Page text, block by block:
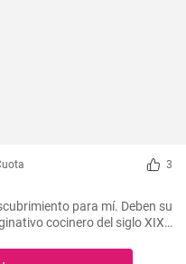
3
para mí. Deben su
cocinero del siglo XIX.
Es lo que más me gusta